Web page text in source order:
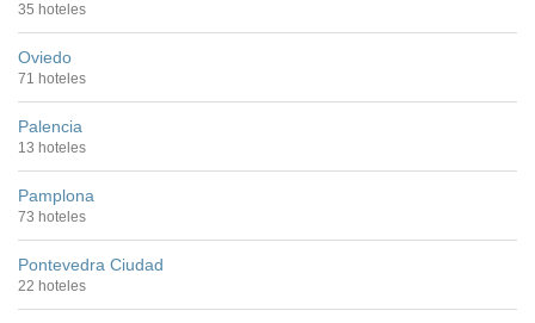
35 hoteles
Oviedo
71 hoteles
Palencia
13 hoteles
Pamplona
73 hoteles
Pontevedra Ciudad
22 hoteles